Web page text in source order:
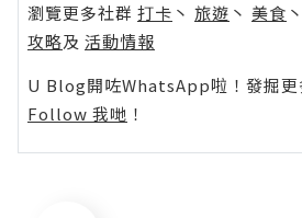
瀏覽更多社群 打卡 丶 旅遊 丶 美食 丶
攻略及 活動情報
U Blog開咗WhatsApp啦！發掘更
Follow 我哋 ！